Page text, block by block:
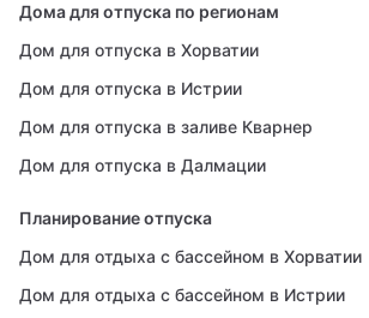
Дома для отпуска по регионам
Дом для отпуска в Хорватии
Дом для отпуска в Истрии
Дом для отпуска в заливе Кварнер
Дом для отпуска в Далмации
Планирование отпуска
Дом для отдыха с бассейном в Хорватии
Дом для отдыха с бассейном в Истрии